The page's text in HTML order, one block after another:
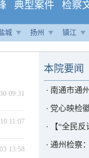
典型案件 检察
城 扬州 镇江
09:31
11:07
13:58
本院要闻
· 南通市通
公示
· 党心映检
一主题党日
· 【“全民
信不贪恋 构
· 通州检察